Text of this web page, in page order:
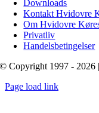
Downloads
Kontakt Hvidovre
Om Hvidovre
Privatliv
Handelsbetingelser
© Copyright 1997 - 2026
Page load link